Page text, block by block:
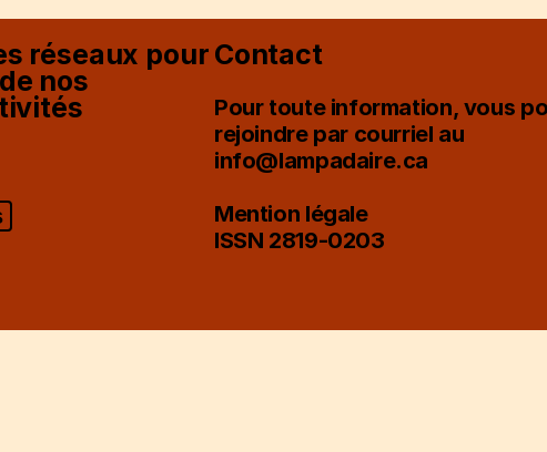
réseaux pour
nos
Contact
Pour toute information, vous
rejoindre par courriel au
info@lampadaire.ca
Mention légale
ISSN 2819-0203